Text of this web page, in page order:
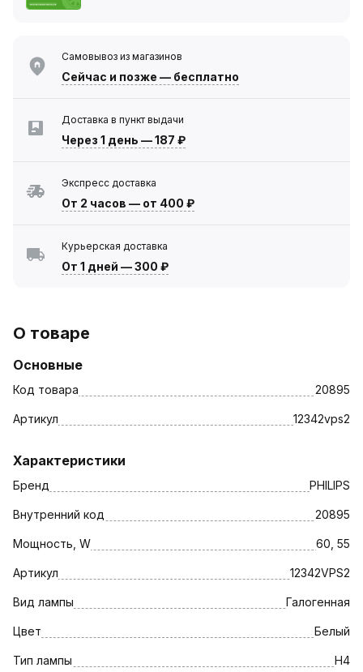
Самовывоз из магазинов
Сейчас и позже — бесплатно
Доставка в пункт выдачи
Через 1 день —187 ₽
Экспресс доставка
От 2 часов — от 400 ₽
Курьерская доставка
От 1 дней —300 ₽
О товаре
Основные
Код товара 20895
Артикул 12342vps2
Характеристики
Бренд PHILIPS
Внутренний код 20895
Мощность, W 60, 55
Артикул 12342VPS2
Вид лампы Галогенная
Цвет Белый
Тип лампы H4